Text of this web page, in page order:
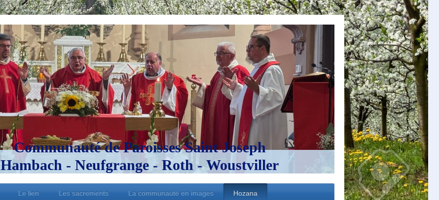
Communauté de Paroisses Saint Joseph
Hambach - Neufgrange - Roth - Woustviller
Le lien Les sacrements La communauté en images Hozana